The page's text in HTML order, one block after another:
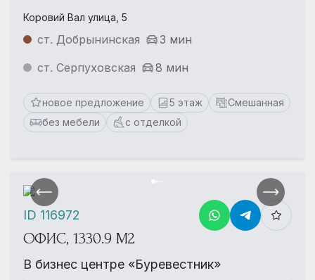
Коровий Вал улица, 5
ст. Добрынинская
3 мин
ст. Серпуховская
8 мин
новое предложение 5 этаж
Смешанная
без мебели
с отделкой
ОФИС, 1330.9 М2
В бизнес центре «Буревестник»
ID 116972